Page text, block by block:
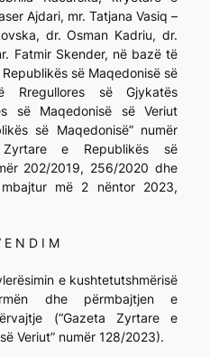
Ajdari, mr. Tatjana Vasiq –
dr. Osman Kadriu, dr.
Fatmir Skender, në bazë të
së Maqedonisë së
së Gjykatës
së Maqedonisë së Veriut
së Maqedonisë” numër
e Republikës së
202/2019, 256/2020 dhe
më 2 nëntor 2023,
E N D I M
e kushtetutshmërisë
dhe përmbajtjen e
(“Gazeta Zyrtare e
Veriut” numër 128/2023).